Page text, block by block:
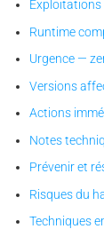
Runtime
Urgence —
Versions
Actions
Notes
Prévenir et
Risques du
Techniques